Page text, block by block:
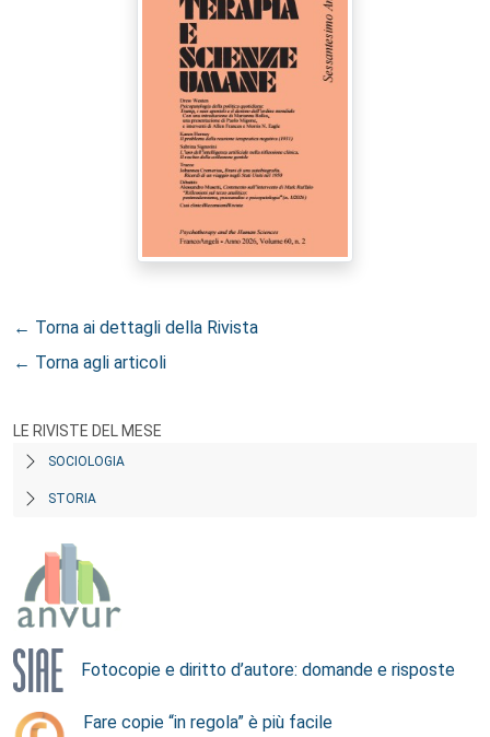
← Torna ai dettagli della Rivista
← Torna agli articoli
LE RIVISTE DEL MESE
SOCIOLOGIA
STORIA
Fotocopie e diritto d’autore: domande e risposte
Fare copie “in regola” è più facile